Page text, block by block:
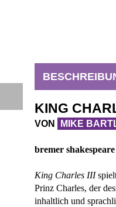
KING
VON MIKE
bremer
King Charles III
Prinz Charles, der
inhaltlich und
Regie
Kostüme
mit
»Mike Bartletts